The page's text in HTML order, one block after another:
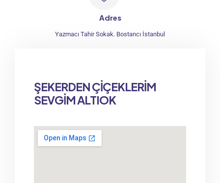
Adres
Yazmacı Tahir Sokak. Bostancı İstanbul
ŞEKERDEN ÇİÇEKLERİM
SEVGİM ALTIOK